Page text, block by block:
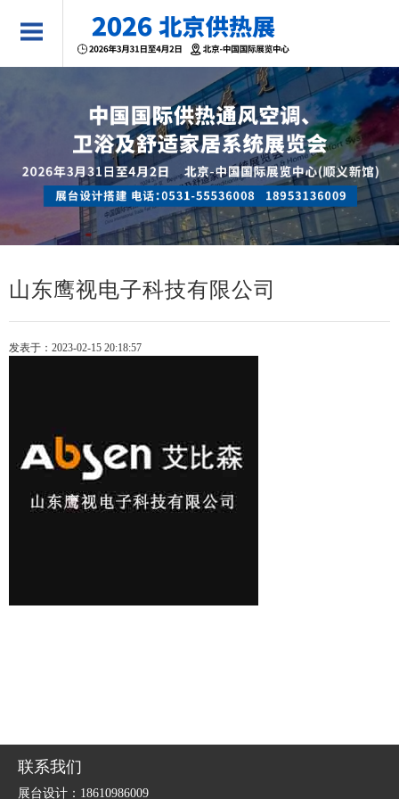
山东鹰视电子科技有限公司
发表于：2023-02-15 20:18:57
联系我们
展台设计：18610986009